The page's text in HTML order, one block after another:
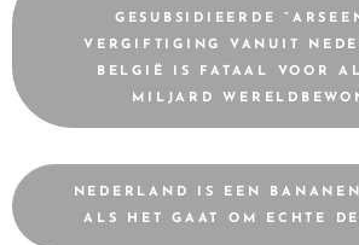
GESUBSIDIEERDE
VERGIFTIGING VANUIT
BELGIË IS FATAAL VOOR
MILJARD
NEDERLAND IS EEN
ALS HET GAAT OM ECHTE